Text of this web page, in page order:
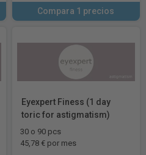
Compara 1 precios
Eyexpert Finess (1 day
toric for astigmatism)
30 o 90 pcs
45,78 € por mes